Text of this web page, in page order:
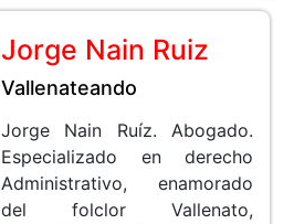
Jorge Nain Ruiz
Vallenateando
Jorge Nain Ruíz. Abogado.
Especializado en derecho
Administrativo, enamorado
del folclor Vallenato,